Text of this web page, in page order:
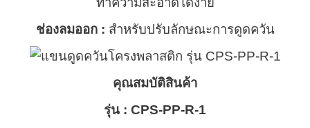
ช่องลมออก : สำหรับปรับลักษณะการดูดควัน
คุณสมบัติสินค้า
รุ่น : CPS-PP-R-1